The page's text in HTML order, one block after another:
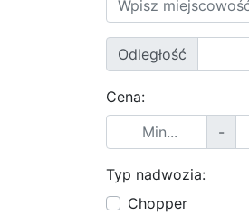
Odległość
Cena:
-
Typ nadwozia:
Chopper